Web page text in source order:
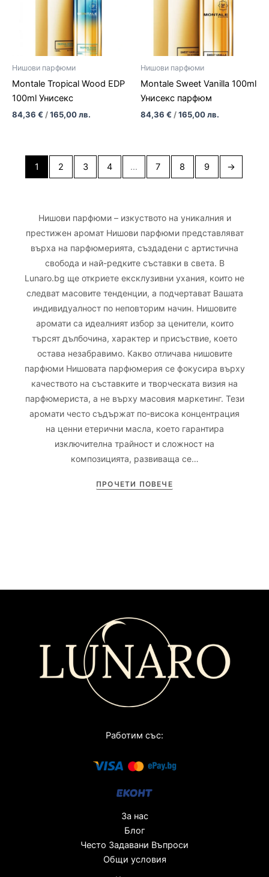
Нишови парфюми
Montale Tropical Wood EDP
100ml Унисекс
84,36 € /165,00лв.
Нишови парфюми
Montale Sweet Vanilla 100ml
Унисекс парфюм
84,36 € /165,00лв.
1 2 3 4 … 7 8 9 →
Нишови парфюми – изкуството на уникалния и
престижен аромат Нишови парфюми представляват
върха на парфюмерията, създадени с артистична
свобода и най-редките съставки в света. В
Lunaro.bg ще откриете ексклузивни ухания, които не
следват масовите тенденции, а подчертават Вашата
индивидуалност по неповторим начин. Нишовите
аромати са идеалният избор за ценители, които
търсят дълбочина, характер и присъствие, което
остава незабравимо. Какво отличава нишовите
парфюми Нишовата парфюмерия се фокусира върху
качеството на съставките и творческата визия на
парфюмериста, а не върху масовия маркетинг. Тези
аромати често съдържат по-висока концентрация
на ценни етерични масла, което гарантира
изключителна трайност и сложност на
композицията, развиваща се…
ПРОЧЕТИ ПОВЕЧЕ
Работим със:
За нас
Блог
Често Задавани Въпроси
Общи условия